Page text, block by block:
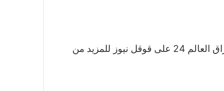
نشكر لكم اهتمامكم وقراءتكم لخبر انفجار في مصنع بولاية إلينوي يصيب عددا من الموظفين تابعوا اشراق العالم 24 على قوقل نيوز للمزيد من